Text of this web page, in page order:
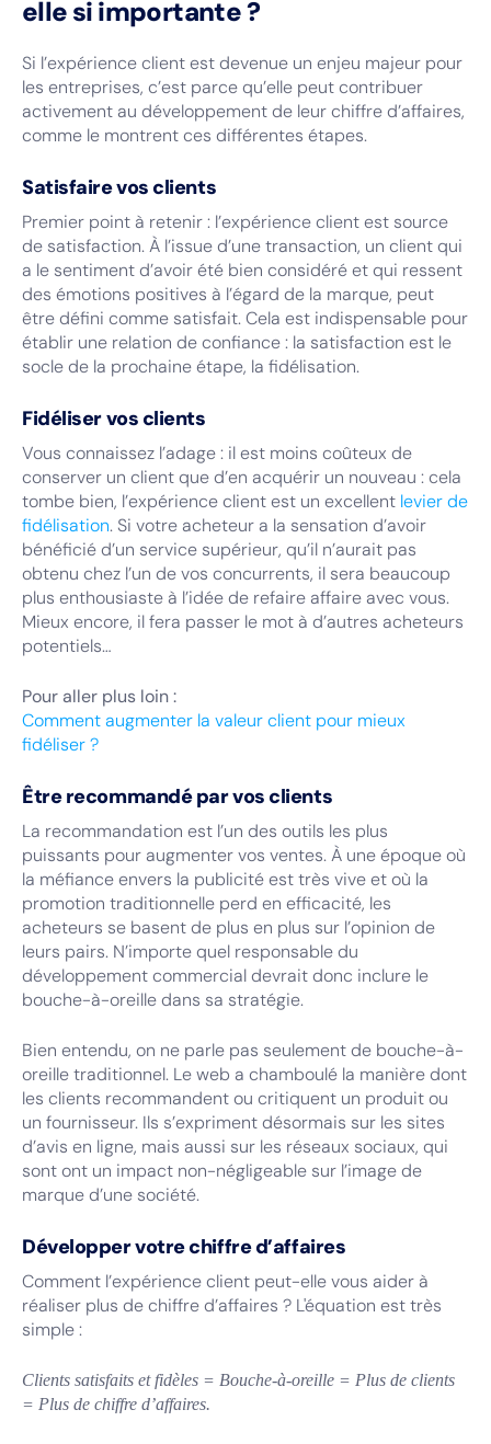
elle si importante ?
Si l’expérience client est devenue un enjeu majeur pour
les entreprises, c’est parce qu’elle peut contribuer
activement au développement de leur chiffre d’affaires,
comme le montrent ces différentes étapes.
Satisfaire vos clients
Premier point à retenir : l’expérience client est source
de satisfaction. À l’issue d’une transaction, un client qui
a le sentiment d’avoir été bien considéré et qui ressent
des émotions positives à l’égard de la marque, peut
être défini comme satisfait. Cela est indispensable pour
établir une relation de confiance : la satisfaction est le
socle de la prochaine étape, la fidélisation.
Fidéliser vos clients
Vous connaissez l’adage : il est moins coûteux de
conserver un client que d’en acquérir un nouveau : cela
tombe bien, l’expérience client est un excellent levier de
fidélisation. Si votre acheteur a la sensation d’avoir
bénéficié d’un service supérieur, qu’il n’aurait pas
obtenu chez l’un de vos concurrents, il sera beaucoup
plus enthousiaste à l’idée de refaire affaire avec vous.
Mieux encore, il fera passer le mot à d’autres acheteurs
potentiels…
Pour aller plus loin :
Comment augmenter la valeur client pour mieux
fidéliser ?
Être recommandé par vos clients
La recommandation est l’un des outils les plus
puissants pour augmenter vos ventes. À une époque où
la méfiance envers la publicité est très vive et où la
promotion traditionnelle perd en efficacité, les
acheteurs se basent de plus en plus sur l’opinion de
leurs pairs. N’importe quel responsable du
développement commercial devrait donc inclure le
bouche-à-oreille dans sa stratégie.
Bien entendu, on ne parle pas seulement de bouche-à-
oreille traditionnel. Le web a chamboulé la manière dont
les clients recommandent ou critiquent un produit ou
un fournisseur. Ils s’expriment désormais sur les sites
d’avis en ligne, mais aussi sur les réseaux sociaux, qui
sont ont un impact non-négligeable sur l’image de
marque d’une société.
Développer votre chiffre d’affaires
Comment l’expérience client peut-elle vous aider à
réaliser plus de chiffre d’affaires ? L'équation est très
simple :
Clients satisfaits et fidèles = Bouche-à-oreille = Plus de clients
= Plus de chiffre d’affaires.